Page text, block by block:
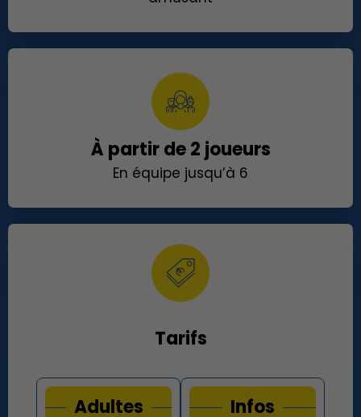
À partir de 2 joueurs
En équipe jusqu’à 6
Tarifs
Adultes
Infos